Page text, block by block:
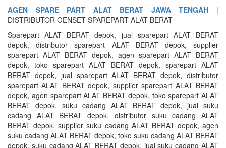
AGEN SPARE PART ALAT BERAT JAWA TENGAH |
DISTRIBUTOR GENSET SPAREPART ALAT BERAT
Sparepart ALAT BERAT depok, jual sparepart ALAT BERAT
depok, distributor sparepart ALAT BERAT depok, supplier
sparepart ALAT BERAT depok, agen sparepart ALAT BERAT
depok, toko sparepart ALAT BERAT depok, sparepart ALAT
BERAT depok, jual sparepart ALAT BERAT depok, distributor
sparepart ALAT BERAT depok, supplier sparepart ALAT BERAT
depok, agen sparepart ALAT BERAT depok, toko sparepart ALAT
BERAT depok, suku cadang ALAT BERAT depok, jual suku
cadang ALAT BERAT depok, distributor suku cadang ALAT
BERAT depok, supplier suku cadang ALAT BERAT depok, agen
suku cadang ALAT BERAT depok, toko suku cadang ALAT BERAT
depok, suku cadang ALAT BERAT depok. jual suku cadang ALAT